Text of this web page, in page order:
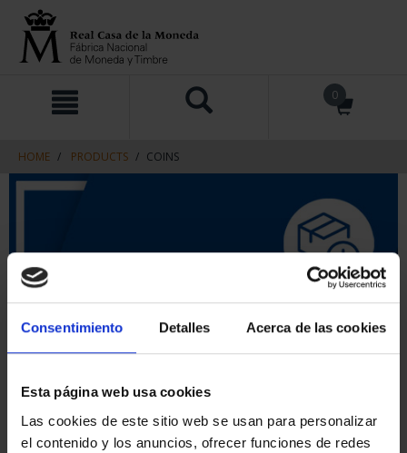
Consentimiento Detalles Acerca de las cookies
Esta página web usa cookies
Las cookies de este sitio web se usan para personalizar
el contenido y los anuncios, ofrecer funciones de redes
navigation
0
HOME PRODUCTS COINS